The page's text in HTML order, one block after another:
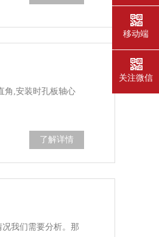
角,安装时孔板轴心
了解详情
我们需要分析。那
移动端
关注微信